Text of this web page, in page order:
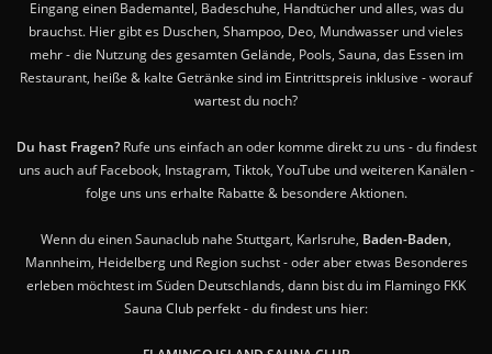
Eingang einen Bademantel, Badeschuhe, Handtücher und alles, was du
brauchst. Hier gibt es Duschen, Shampoo, Deo, Mundwasser und vieles
mehr - die Nutzung des gesamten Gelände, Pools, Sauna, das Essen im
Restaurant, heiße & kalte Getränke sind im Eintrittspreis inklusive - worauf
wartest du noch?
Du hast Fragen?Rufe uns einfach an oder komme direkt zu uns - du findest
uns auch auf Facebook, Instagram, Tiktok, YouTube und weiteren Kanälen -
folge uns uns erhalte Rabatte & besondere Aktionen.
Wenn du einen Saunaclub nahe Stuttgart, Karlsruhe, Baden-Baden,
Mannheim, Heidelberg und Region suchst - oder aber etwas Besonderes
erleben möchtest im Süden Deutschlands, dann bist du im Flamingo FKK
Sauna Club perfekt - du findest uns hier: